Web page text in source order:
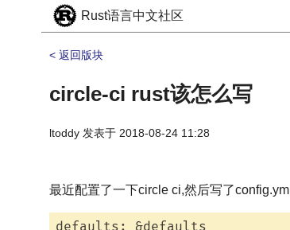
Rust语言中文社区
< 返回版块
circle-ci rust该怎么写
ltoddy 发表于 2018-08-24 11:28
最近配置了一下circle ci,然后写了config.yml